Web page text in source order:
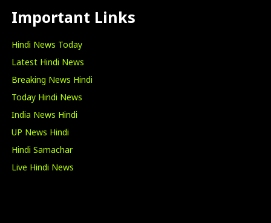
Important Links
Hindi News Today
Latest Hindi News
Breaking News Hindi
Today Hindi News
India News Hindi
UP News Hindi
Hindi Samachar
Live Hindi News